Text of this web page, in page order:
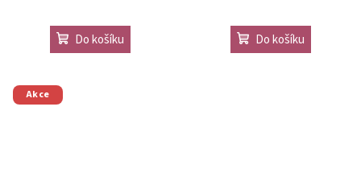
Do košíku Do košíku
Akce